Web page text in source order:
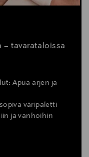
– tavarataloissa
Apua arjen ja
väripaletti
ja vanhoihin